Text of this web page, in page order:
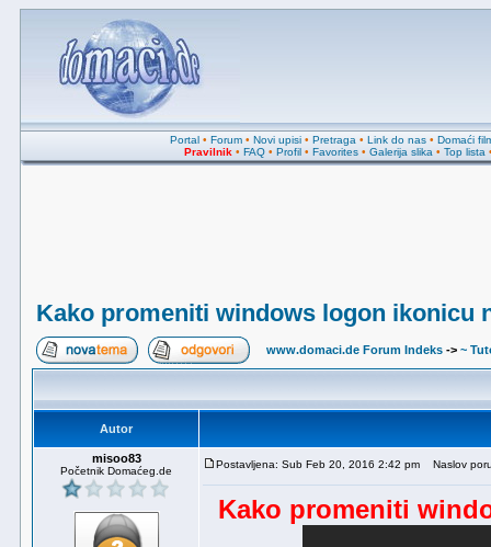
Portal• Forum• Novi upisi• Pretraga • Link do nas• Domaći
Pravilnik • FAQ • Profil • Favorites • Galerija slika • Top lista
Kako promeniti windows logon ikonicu
www.domaci.de Forum Indeks -> ~
Autor
misoo83
Početnik Domaćeg.de
Postavljena: Sub Feb 20, 2016 2:42 pm Naslov
Kako promeniti